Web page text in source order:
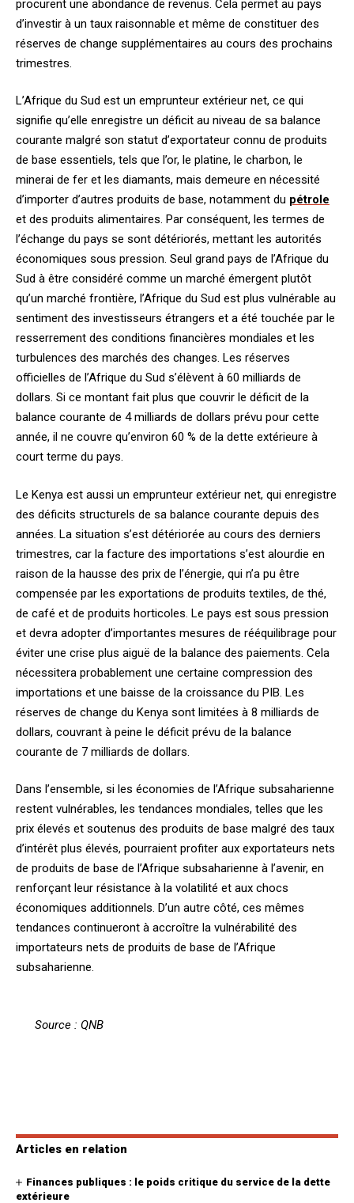
procurent une abondance de revenus. Cela permet au pays
d’investir à un taux raisonnable et même de constituer des
réserves de change supplémentaires au cours des prochains
trimestres.
L’Afrique du Sud est un emprunteur extérieur net, ce qui
signifie qu’elle enregistre un déficit au niveau de sa balance
courante malgré son statut d’exportateur connu de produits
de base essentiels, tels que l’or, le platine, le charbon, le
minerai de fer et les diamants, mais demeure en nécessité
d’importer d’autres produits de base, notamment du pétrole
et des produits alimentaires. Par conséquent, les termes de
l’échange du pays se sont détériorés, mettant les autorités
économiques sous pression. Seul grand pays de l’Afrique du
Sud à être considéré comme un marché émergent plutôt
qu’un marché frontière, l’Afrique du Sud est plus vulnérable au
sentiment des investisseurs étrangers et a été touchée par le
resserrement des conditions financières mondiales et les
turbulences des marchés des changes. Les réserves
officielles de l’Afrique du Sud s’élèvent à 60 milliards de
dollars. Si ce montant fait plus que couvrir le déficit de la
balance courante de 4 milliards de dollars prévu pour cette
année, il ne couvre qu’environ 60 % de la dette extérieure à
court terme du pays.
Le Kenya est aussi un emprunteur extérieur net, qui enregistre
des déficits structurels de sa balance courante depuis des
années. La situation s’est détériorée au cours des derniers
trimestres, car la facture des importations s’est alourdie en
raison de la hausse des prix de l’énergie, qui n’a pu être
compensée par les exportations de produits textiles, de thé,
de café et de produits horticoles. Le pays est sous pression
et devra adopter d’importantes mesures de rééquilibrage pour
éviter une crise plus aiguë de la balance des paiements. Cela
nécessitera probablement une certaine compression des
importations et une baisse de la croissance du PIB. Les
réserves de change du Kenya sont limitées à 8 milliards de
dollars, couvrant à peine le déficit prévu de la balance
courante de 7 milliards de dollars.
Dans l’ensemble, si les économies de l’Afrique subsaharienne
restent vulnérables, les tendances mondiales, telles que les
prix élevés et soutenus des produits de base malgré des taux
d’intérêt plus élevés, pourraient profiter aux exportateurs nets
de produits de base de l’Afrique subsaharienne à l’avenir, en
renforçant leur résistance à la volatilité et aux chocs
économiques additionnels. D’un autre côté, ces mêmes
tendances continueront à accroître la vulnérabilité des
importateurs nets de produits de base de l’Afrique
subsaharienne.
Source : QNB
Articles en relation
Finances publiques : le poids critique du service de la dette
extérieure